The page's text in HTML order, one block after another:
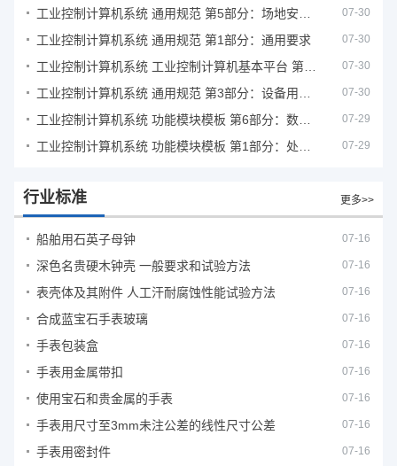
07-30
工业控制计算机系统 通用规范 第1部分：通用要求 07-30
07-30
07-30
07-29
07-29
行业标准 更多>>
船舶用石英子母钟 07-16
深色名贵硬木钟壳 一般要求和试验方法 07-16
表壳体及其附件 人工汗耐腐蚀性能试验方法 07-16
合成蓝宝石手表玻璃 07-16
手表包装盒 07-16
手表用金属带扣 07-16
使用宝石和贵金属的手表 07-16
手表用尺寸至3mm未注公差的线性尺寸公差 07-16
手表用密封件 07-16